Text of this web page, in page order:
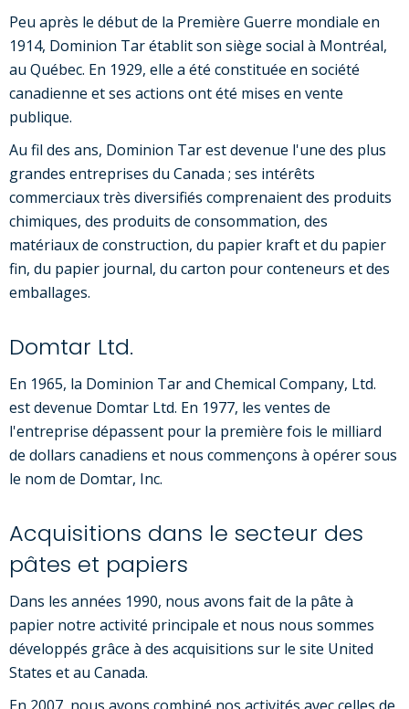
Peu après le début de la Première Guerre mondiale en
1914, Dominion Tar établit son siège social à Montréal,
au Québec. En 1929, elle a été constituée en société
canadienne et ses actions ont été mises en vente
publique.
Au fil des ans, Dominion Tar est devenue l'une des plus
grandes entreprises du Canada ; ses intérêts
commerciaux très diversifiés comprenaient des produits
chimiques, des produits de consommation, des
matériaux de construction, du papier kraft et du papier
fin, du papier journal, du carton pour conteneurs et des
emballages.
Domtar Ltd.
En 1965, la Dominion Tar and Chemical Company, Ltd.
est devenue Domtar Ltd. En 1977, les ventes de
l'entreprise dépassent pour la première fois le milliard
de dollars canadiens et nous commençons à opérer sous
le nom de Domtar, Inc.
Acquisitions dans le secteur des
pâtes et papiers
Dans les années 1990, nous avons fait de la pâte à
papier notre activité principale et nous nous sommes
développés grâce à des acquisitions sur le site United
States et au Canada.